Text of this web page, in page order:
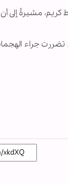
مشيرةً إلى
التي لحقت بالقطاع الصحي، مؤكدة أن 21